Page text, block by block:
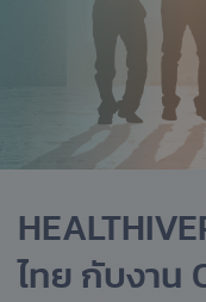
ไทย กับงาน